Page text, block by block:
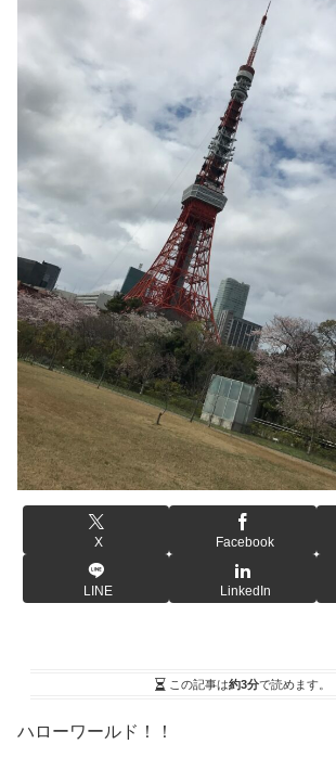
X Facebook
LINE LinkedIn
この記事は約3分で読めます。
ハローワールド！！